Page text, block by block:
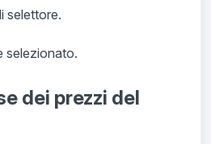
selettore.
selezionato.
dei prezzi del